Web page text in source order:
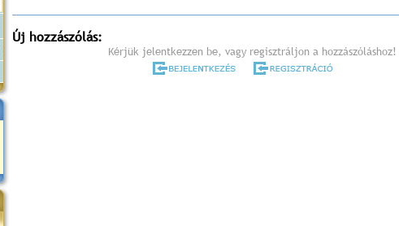
Új hozzászólás:
Kérjük jelentkezzen be, vagy regisztráljon a hozzászóláshoz!